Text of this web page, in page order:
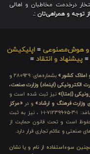
درخدمت مخاطبان و اهالی
توجه و همراهی‌تان :.
و هوش‌مصنوعی ≡ اپلیکیشن
≡پیشنهاد و انتقاد ≡
املاک کشور»
بشماره‌های: ۲۸۰۹۲۹ و
الکترونیکی (اینماد) وزارت صنعت،
(اِمتا)» نیز ثبت شده است و
فرهنگ و ارشاد» و در«مرکز
بشماره شامَد: ۱-۳-۶۵-۷۱۲۳۹۹-۱-۱ ، نیز به ثبت
است و تحت قانون حمایت از
صنعتی و علائم تجاری قرار دارد.
سوءاستفاده از نام و یا نشان